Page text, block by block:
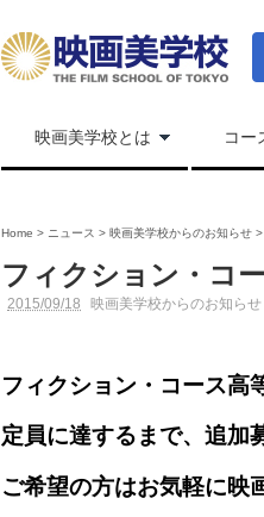
映画美学校とは コー
Home > ニュース > 映画美学校からのお知らせ >
フィクション・コ
2015/09/18 映画美学校からのお知らせ
フィクション・コース高
定員に達するまで、追加
ご希望の方はお気軽に映